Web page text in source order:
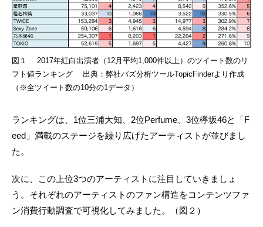
図１ 2017年紅白出演者（12月平均1,000件以上）のツイート数のリ
フト値ランキング 出典：弊社バズ分析ツールTopicFinderより作成
（※全ツイート数の10分の1データ）
ランキングは、1位三浦大知、2位Perfume、3位欅坂46と「F
eed」満載のステージを繰り広げたアーティストが並びまし
た。
次に、この上位3つのアーティストに注目していきましょ
う。それぞれのアーティストのファン構造をコンテンツファ
ン消費行動調査で可視化してみました。（図２）